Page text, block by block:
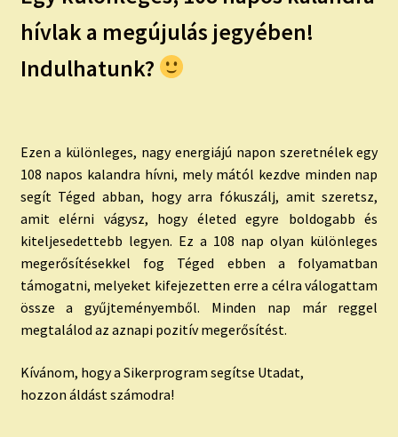
hívlak a megújulás jegyében!
Indulhatunk?
Ezen a különleges, nagy energiájú napon szeretnélek egy
108 napos kalandra hívni, mely mától kezdve minden nap
segít Téged abban, hogy arra fókuszálj, amit szeretsz,
amit elérni vágysz, hogy életed egyre boldogabb és
kiteljesedettebb legyen. Ez a 108 nap olyan különleges
megerősítésekkel fog Téged ebben a folyamatban
támogatni, melyeket kifejezetten erre a célra válogattam
össze a gyűjteményemből. Minden nap már reggel
megtalálod az aznapi pozitív megerősítést.
Kívánom, hogy a Sikerprogram segítse Utadat,
hozzon áldást számodra!